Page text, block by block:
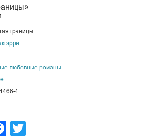
границы
любовные романы
4
Facebook